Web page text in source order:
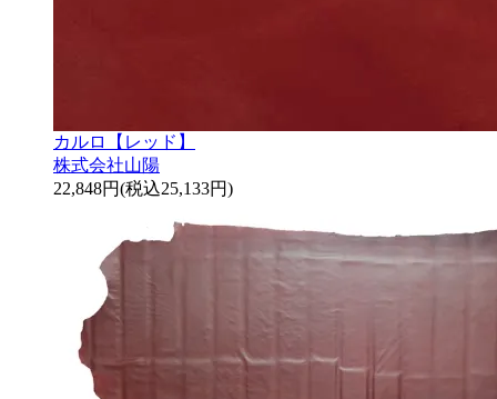
カルロ【レッド】
株式会社山陽
22,848円(税込25,133円)